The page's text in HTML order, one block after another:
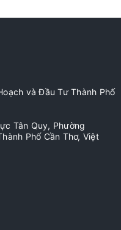
và Đầu Tư Thành Phố
Tân Quy, Phường
Phố Cần Thơ, Việt